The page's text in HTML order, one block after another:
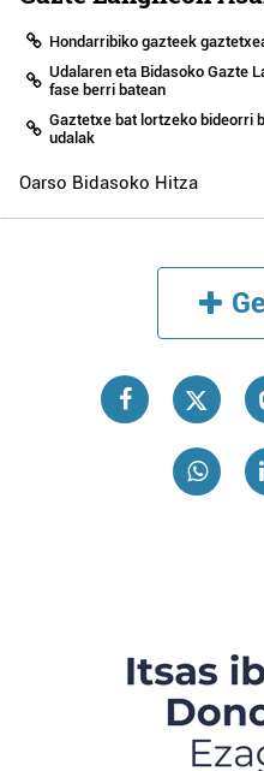
Hondarribiko gazteek
Udalaren eta Bidasoko Gazte
fase berri batean
Gaztetxe bat lortzeko bideorri
udalak
Oarso Bidasoko Hitza